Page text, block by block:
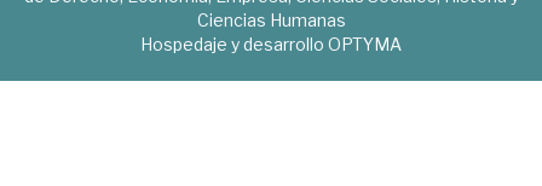
Ciencias Humanas
Hospedaje y desarrollo OPTYMA